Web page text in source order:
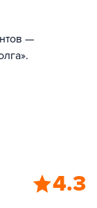
—
4.3